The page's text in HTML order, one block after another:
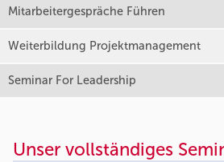
Mitarbeitergespräche Führen
Weiterbildung Projektmanagement
Seminar For Leadership
Unser vollständiges